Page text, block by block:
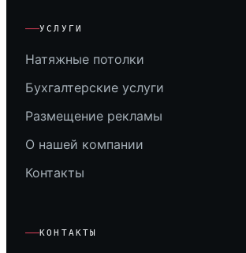
УСЛУГИ
Натяжные потолки
Бухгалтерские услуги
Размещение рекламы
О нашей компании
Контакты
КОНТАКТЫ